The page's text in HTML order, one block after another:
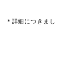
＊詳細につきまし